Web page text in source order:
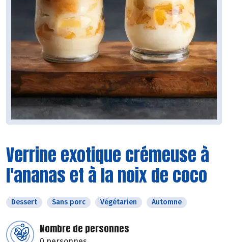
Verrine exotique crémeuse à
l'ananas et à la noix de coco
Dessert Sans porc Végétarien Automne
Nombre de personnes